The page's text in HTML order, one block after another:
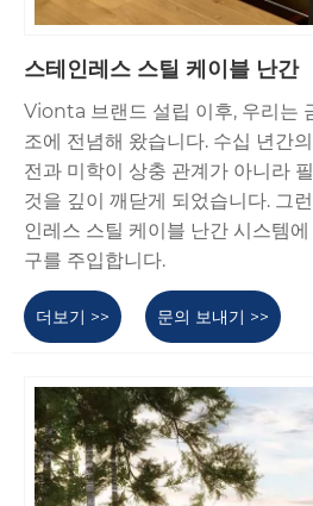
스테인레스 스틸 케이블 난간
Vionta 브랜드 설립 이후, 우리는
조에 전념해 왔습니다. 수십 년간
전과 미학이 상충 관계가 아니라
것을 깊이 깨닫게 되었습니다. 그
인레스 스틸 케이블 난간 시스템
구를 주입합니다.
더보기 >> 문의 보내기 >>